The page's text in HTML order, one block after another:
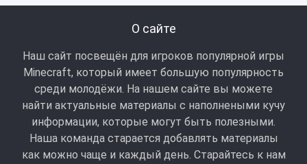
О сайте
Наш сайт посвещён для игроков популярной игры
Minecraft, который имеет большую популярность
среди молодёжи. На нашем сайте вы можете
найти актуальные материалы с наполнеными кучу
информации, которые могут быть полезными.
Наша команда старается добавлять материалы
как можно чаще и каждый день. Старайтесь к нам